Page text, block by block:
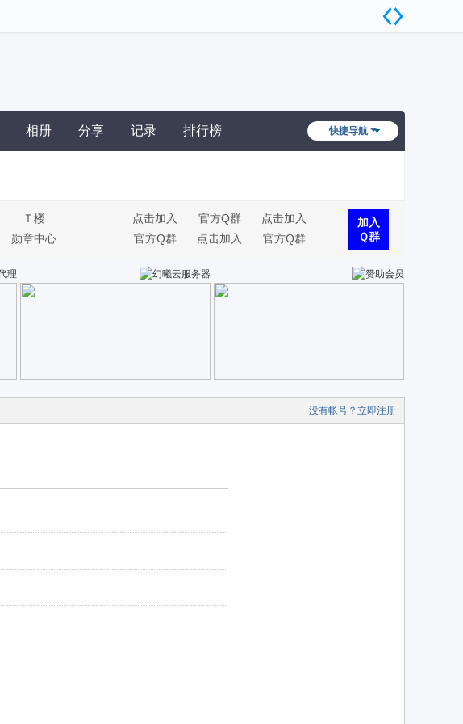
快捷导航
相册 分享 记录 排行榜
Ｔ楼
勋章中心
点击加入 官方Q群
点击加入
官方Q群
点击加入 官方Q群
加入
Ｑ群
没有帐号？立即注册